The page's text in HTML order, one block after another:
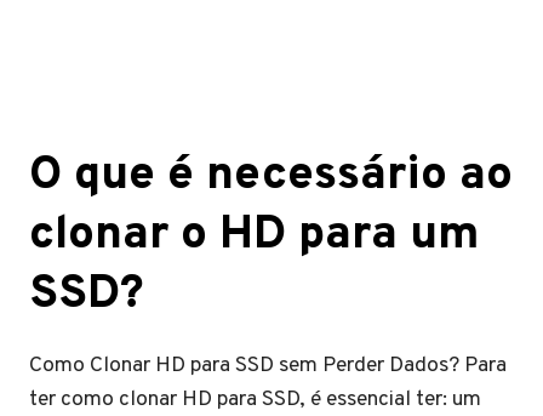
O que é necessário ao
clonar o HD para um
SSD?
Como Clonar HD para SSD sem Perder Dados? Para
ter como clonar HD para SSD, é essencial ter: um